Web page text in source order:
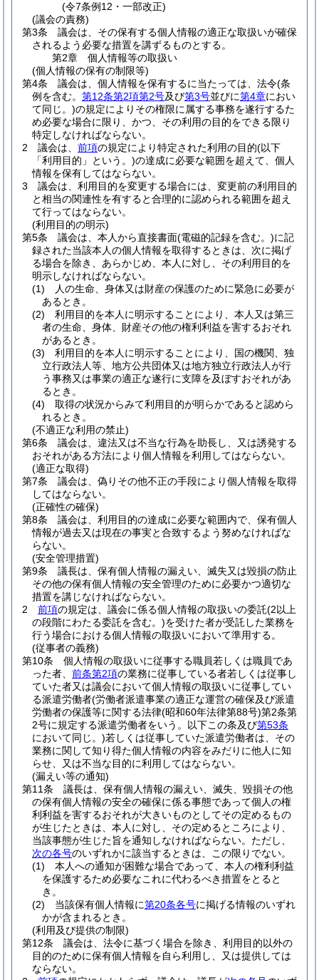
(令7条例12・一部改正)
(議会の責務)
第3条
議会は、その保有する個人情報の適正な取扱いが確保
されるよう必要な措置を講ずるものとする。
第2章
個人情報等の取扱い
(個人情報の保有の制限等)
第4条
議会は、個人情報を保有するに当たっては、法令(条
例を含む。 第12条第2項第2号及び第3号並びに第4章におい
て同じ。)の規定によりその権限に属する事務を遂行するた
め必要な場合に限り、かつ、その利用の目的をできる限り
特定しなければならない。
2
議会は、 前項の規定により特定された利用の目的(以下
「利用目的」という。)の達成に必要な範囲を超えて、個人
情報を保有してはならない。
3
議会は、利用目的を変更する場合には、変更前の利用目的
と相当の関連性を有すると合理的に認められる範囲を超え
て行ってはならない。
(利用目的の明示)
第5条
議会は、本人から直接書面(電磁的記録を含む。)に記
録された当該本人の個人情報を取得するときは、次に掲げ
る場合を除き、あらかじめ、本人に対し、その利用目的を
明示しなければならない。
(1)
人の生命、身体又は財産の保護のために緊急に必要が
あるとき。
(2)
利用目的を本人に明示することにより、本人又は第三
者の生命、身体、財産その他の権利利益を害するおそれ
があるとき。
(3)
利用目的を本人に明示することにより、国の機関、独
立行政法人等、地方公共団体又は地方独立行政法人が行
う事務又は事業の適正な遂行に支障を及ぼすおそれがあ
るとき。
(4)
取得の状況からみて利用目的が明らかであると認めら
れるとき。
(不適正な利用の禁止)
第6条
議会は、違法又は不当な行為を助長し、又は誘発する
おそれがある方法により個人情報を利用してはならない。
(適正な取得)
第7条
議会は、偽りその他不正の手段により個人情報を取得
してはならない。
(正確性の確保)
第8条
議会は、利用目的の達成に必要な範囲内で、保有個人
情報が過去又は現在の事実と合致するよう努めなければな
らない。
(安全管理措置)
第9条
議長は、保有個人情報の漏えい、滅失又は毀損の防止
その他の保有個人情報の安全管理のために必要かつ適切な
措置を講じなければならない。
2
前項の規定は、議会に係る個人情報の取扱いの委託(2以上
の段階にわたる委託を含む。)を受けた者が受託した業務を
行う場合における個人情報の取扱いにおいて準用する。
(従事者の義務)
第10条
個人情報の取扱いに従事する職員若しくは職員であ
った者、 前条第2項の業務に従事している者若しくは従事し
ていた者又は議会において個人情報の取扱いに従事してい
る派遣労働者(労働者派遣事業の適正な運営の確保及び派遣
労働者の保護等に関する法律(昭和60年法律第88号)第2条第
2号に規定する派遣労働者をいう。以下この条及び第53条
において同じ。)若しくは従事していた派遣労働者は、その
業務に関して知り得た個人情報の内容をみだりに他人に知
らせ、又は不当な目的に利用してはならない。
(漏えい等の通知)
第11条
議長は、保有個人情報の漏えい、滅失、毀損その他
の保有個人情報の安全の確保に係る事態であって個人の権
利利益を害するおそれが大きいものとしてその定めるもの
が生じたときは、本人に対し、その定めるところにより、
当該事態が生じた旨を通知しなければならない。 ただし、
次の各号のいずれかに該当するときは、この限りでない。
(1)
本人への通知が困難な場合であって、本人の権利利益
を保護するため必要なこれに代わるべき措置をとると
き。
(2)
当該保有個人情報に第20条各号に掲げる情報のいずれ
かが含まれるとき。
(利用及び提供の制限)
第12条
議会は、法令に基づく場合を除き、利用目的以外の
目的のために保有個人情報を自ら利用し、又は提供しては
ならない。